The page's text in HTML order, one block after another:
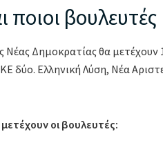
ποιοι βουλευτές
Νέας Δημοκρατίας θα
δύο. Ελληνική Λύση, Νέα
οι βουλευτές: